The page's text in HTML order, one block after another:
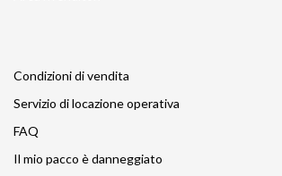
Condizioni di vendita
Servizio di locazione operativa
FAQ
Il mio pacco è danneggiato